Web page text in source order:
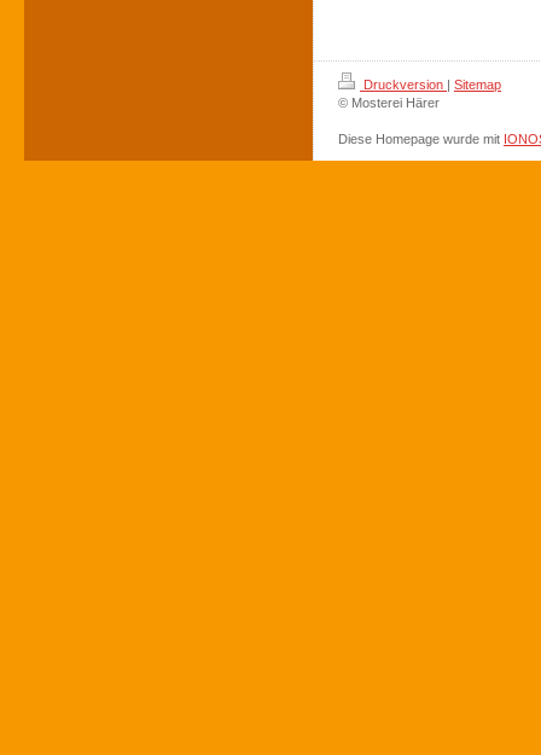
Druckversion | Sitemap
© Mosterei Härer
Diese Homepage wurde mit